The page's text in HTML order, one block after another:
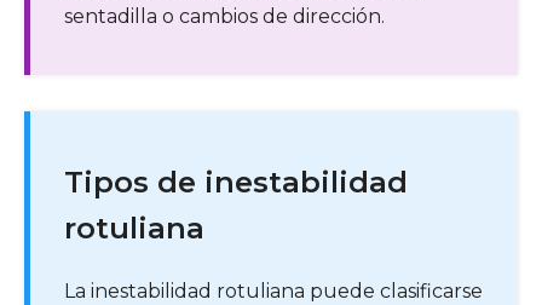
sentadilla o cambios de dirección.
Tipos de inestabilidad
rotuliana
La inestabilidad rotuliana puede clasificarse